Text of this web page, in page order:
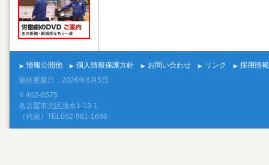
情報公開他 個人情報保護方針 お問い合わせ リンク
採用情報
最終更新日：2026年8月5日
〒462-8575
名古屋市北区清水1-13-1
（代表）TEL052-961-1666